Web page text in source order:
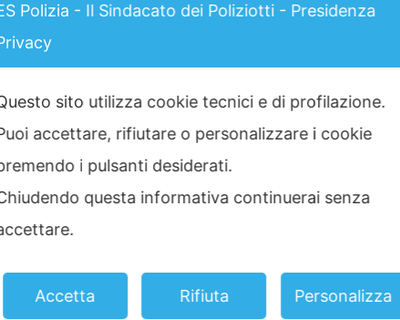
I più visti
Grimaldi Lines – Rinnovo
11 Marzo 2025
Graduatoria definitiva prove
scritte concorso 2517 Allievi
2 Luglio 2025
Polizia - Il Sindacato dei Poliziotti - Presidenza
sito utilizza cookie tecnici e di profilazione.
accettare, rifiutare o personalizzare i cookie
i pulsanti desiderati.
questa informativa continuerai senza
Accetta Rifiuta Personalizza